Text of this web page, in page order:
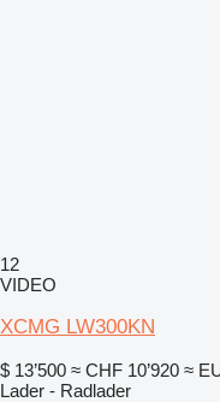
12
VIDEO
XCMG LW300KN
$ 13’500 ≈ CHF 10’920 ≈
Lader - Radlader